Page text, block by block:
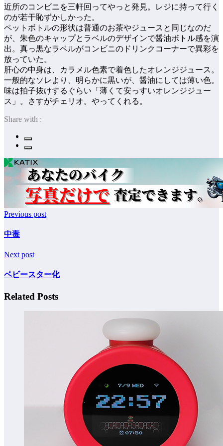
近所のコンビニを三軒回ってやっと発見。レジに持って行く
のが若干恥ずかしかった。
ペットボトルの形状は普通のお茶やジュースと同じなのだ
が、朱色のキャップとラベルのデザインで醤油ボトル感を演
出。真っ黒なラベルがコンビニのドリンクコーナーで異彩を
放っていた。
肝心の中身は、カラメル色素で着色したオレンジジュース。
一般的なソレより、明らかに黒いが、醤油にしては薄い色。
味は拍子抜けするぐらい「薄くて安っすいオレンジジュー
ス」。さすがチェリオ。やってくれる。
Share with :
Previous post
中毒
Next post
ベビースター化
Related Posts